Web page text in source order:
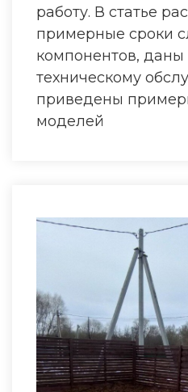
работу. В статье
примерные сроки
компонентов,
техническому
приведены
моделей